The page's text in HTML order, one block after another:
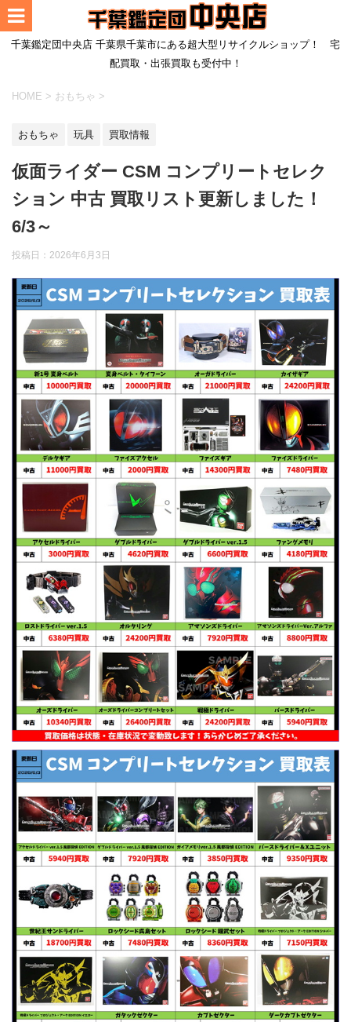
千葉鑑定団中央店 千葉県千葉市にある超大型リサイクルショップ！ 宅
配買取・出張買取も受付中！
HOME > おもちゃ >
おもちゃ 玩具 買取情報
仮面ライダー CSM コンプリートセレク
ション 中古 買取リスト更新しました！
6/3～
投稿日： 2026年6月3日